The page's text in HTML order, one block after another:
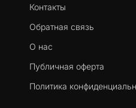
Контакты
Обратная связь
О нас
Публичная оферта
Политика